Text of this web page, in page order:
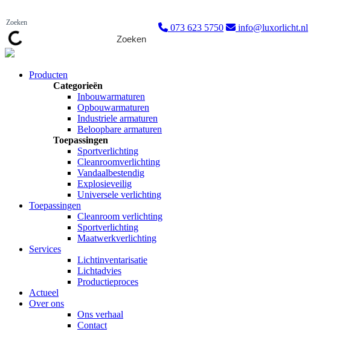
Zoeken
073 623 5750 info@luxorlicht.nl
Producten
Categorieën
Inbouwarmaturen
Opbouwarmaturen
Industriele armaturen
Beloopbare armaturen
Toepassingen
Sportverlichting
Cleanroomverlichting
Vandaalbestendig
Explosieveilig
Universele verlichting
Toepassingen
Cleanroom verlichting
Sportverlichting
Maatwerkverlichting
Services
Lichtinventarisatie
Lichtadvies
Productieproces
Actueel
Over ons
Ons verhaal
Contact